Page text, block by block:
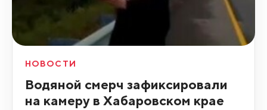
НОВОСТИ
Водяной смерч зафиксировали
на камеру в Хабаровском крае